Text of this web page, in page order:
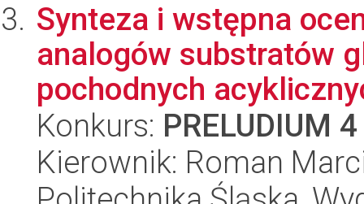
Synteza i wstępna
analogów substratów
pochodnych
Konkurs: PRELUDIUM 4
Kierownik: Roman